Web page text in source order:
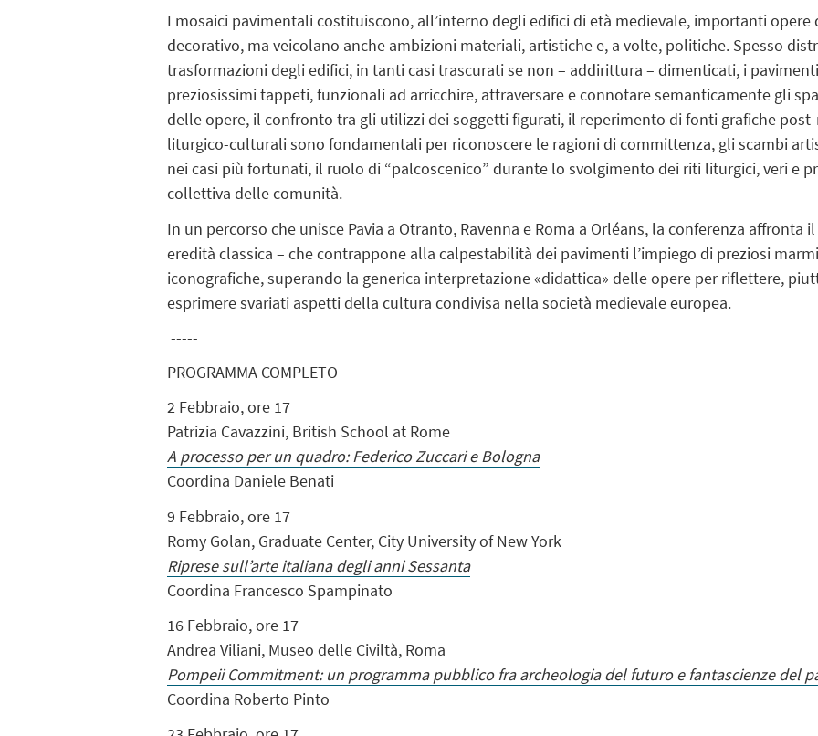
I mosaici pavimentali costituiscono, all’interno degli edifici di età medievale, importanti opere
decorativo, ma veicolano anche ambizioni materiali, artistiche e, a volte, politiche. Spesso
trasformazioni degli edifici, in tanti casi trascurati se non – addirittura – dimenticati, i
preziosissimi tappeti, funzionali ad arricchire, attraversare e connotare semanticamente gli
delle opere, il confronto tra gli utilizzi dei soggetti figurati, il reperimento di fonti grafiche
liturgico-culturali sono fondamentali per riconoscere le ragioni di committenza, gli scambi
nei casi più fortunati, il ruolo di “palcoscenico” durante lo svolgimento dei riti liturgici, veri e
collettiva delle comunità.
In un percorso che unisce Pavia a Otranto, Ravenna e Roma a Orléans, la conferenza affronta
eredità classica – che contrappone alla calpestabilità dei pavimenti l’impiego di preziosi
iconografiche, superando la generica interpretazione «didattica» delle opere per riflettere,
esprimere svariati aspetti della cultura condivisa nella società medievale europea.
-----
PROGRAMMA COMPLETO
2 Febbraio, ore 17
Patrizia Cavazzini, British School at Rome
A processo per un quadro: Federico Zuccari e Bologna
Coordina Daniele Benati
9 Febbraio, ore 17
Romy Golan, Graduate Center, City University of New York
Riprese sull’arte italiana degli anni Sessanta
Coordina Francesco Spampinato
16 Febbraio, ore 17
Andrea Viliani, Museo delle Civiltà, Roma
Pompeii Commitment: un programma pubblico fra archeologia del futuro e fantascienze del
Coordina Roberto Pinto